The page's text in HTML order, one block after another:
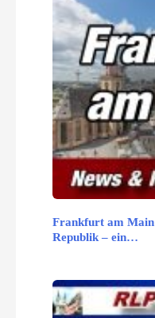
Frankfurt am
Republik – ein…